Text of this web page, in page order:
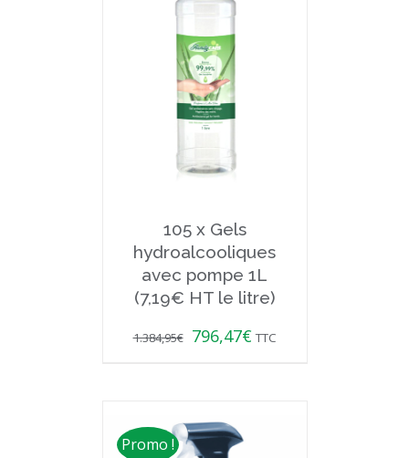
105 x Gels
hydroalcooliques
avec pompe 1L
(7,19€ HT le litre)
1.384,95€ 796,47€ TTC
Promo !